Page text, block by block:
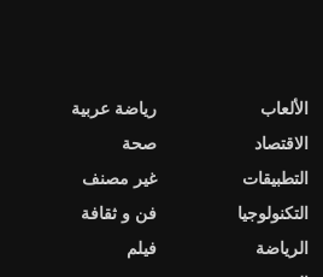
الألعاب
الاقتصاد
التطبيقات
التكنولوجيا
الرياضة
رياضة عربية
صحة
غير مصنف
فن و ثقافة
فيلم